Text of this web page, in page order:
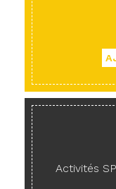
Activités